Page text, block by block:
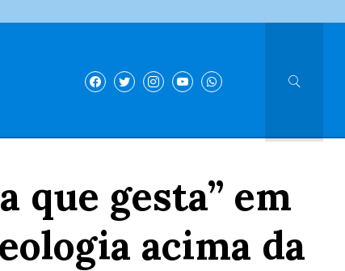
que gesta” em
acima da